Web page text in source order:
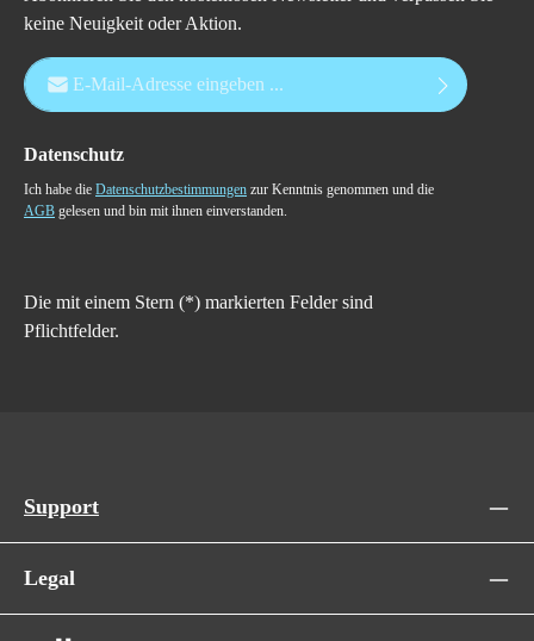
keine Neuigkeit oder Aktion.
E-Mail-Adresse*
Datenschutz
Ich habe die Datenschutzbestimmungen zur Kenntnis genommen und die
AGB gelesen und bin mit ihnen einverstanden.
Die mit einem Stern (*) markierten Felder sind
Pflichtfelder.
Support
Legal